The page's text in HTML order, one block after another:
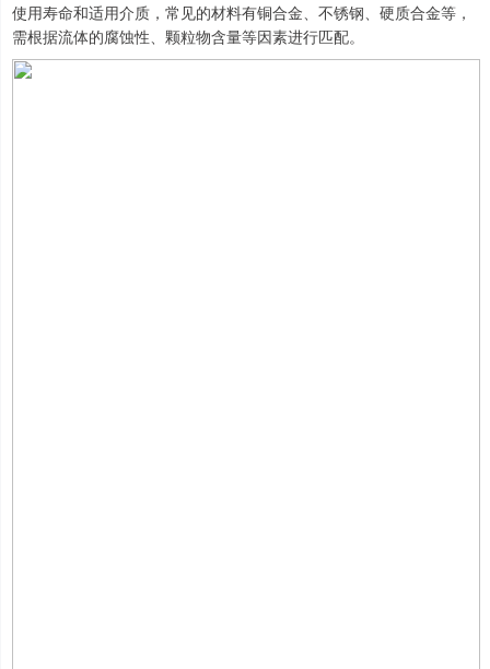
使用寿命和适用介质，常见的材料有铜合金、不锈钢、硬质合金等，
需根据流体的腐蚀性、颗粒物含量等因素进行匹配。